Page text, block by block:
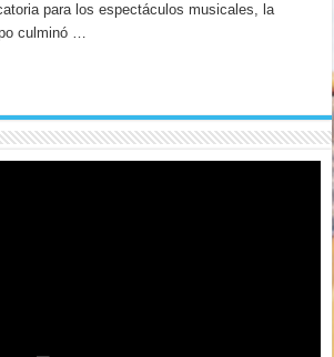
para los espectáculos musicales, la
culminó …